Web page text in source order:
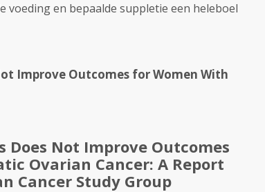
voeding en bepaalde suppletie een heleboel
Improve Outcomes for Women With
Does Not Improve Outcomes
Ovarian Cancer: A Report
Cancer Study Group